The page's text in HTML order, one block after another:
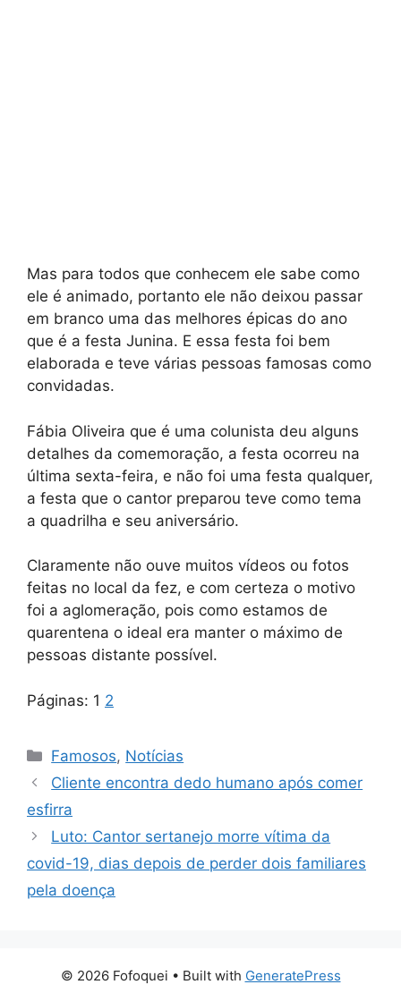
Mas para todos que conhecem ele sabe como
ele é animado, portanto ele não deixou passar
em branco uma das melhores épicas do ano
que é a festa Junina. E essa festa foi bem
elaborada e teve várias pessoas famosas como
convidadas.
Fábia Oliveira que é uma colunista deu alguns
detalhes da comemoração, a festa ocorreu na
última sexta-feira, e não foi uma festa qualquer,
a festa que o cantor preparou teve como tema
a quadrilha e seu aniversário.
Claramente não ouve muitos vídeos ou fotos
feitas no local da fez, e com certeza o motivo
foi a aglomeração, pois como estamos de
quarentena o ideal era manter o máximo de
pessoas distante possível.
Páginas: 1 2
Categorias
Famosos, Notícias
Cliente encontra dedo humano após comer
esfirra
Luto: Cantor sertanejo morre vítima da
covid-19, dias depois de perder dois familiares
pela doença
© 2026 Fofoquei • Built with GeneratePress